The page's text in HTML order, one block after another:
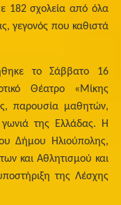
182 σχολεία από όλα
γεγονός που καθιστά
το Σάββατο 16
Θέατρο «Μίκης
παρουσία μαθητών,
της Ελλάδας. Η
Δήμου Ηλιούπολης,
και Αθλητισμού και
της Λέσχης